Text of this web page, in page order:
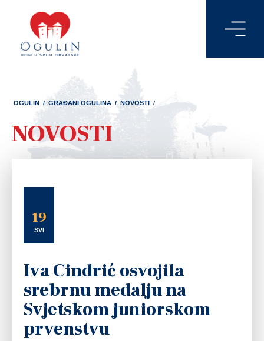
OGULIN / GRAĐANI OGULINA / NOVOSTI /
NOVOSTI
19
SVI
Iva Cindrić osvojila
srebrnu medalju na
Svjetskom juniorskom
prvenstvu